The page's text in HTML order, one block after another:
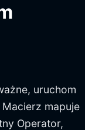
uruchom
mapuje
Operator,